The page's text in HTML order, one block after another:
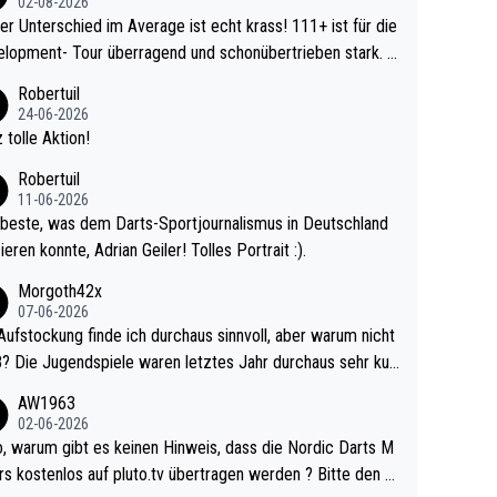
Unterschied im Average ist echt krass! 111+ ist für die
Tour überragend und schonübertrieben stark. U
Da gewinnst keinen Blumentopf - ist ja n
eines Kreisligisten vs einem Bu
Robertuil
24-06-2026
tolle Aktion!
Robertuil
11-06-2026
was dem Darts-Sportjournalismus in Deutschland
konnte, Adrian Geiler! Tolles Portrait :).
Morgoth42x
07-06-2026
finde ich durchaus sinnvoll, aber warum nicht
sehr kur
Somit ändert die automatische Qualifikation des Weltm
nichts. Ich denke sie wollen damit für nächste
AW1963
02-06-2026
M
kostenlos auf pluto.tv übertragen werden ? Bitte den A